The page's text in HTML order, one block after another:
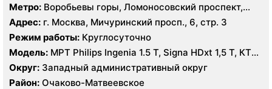
Метро: Воробьевы горы, Ломоносовский проспект,
Раменки
Адрес: г. Москва, Мичуринский просп., 6, стр. 3
Режим работы: Круглосуточно
Модель: МРТ Philips Ingenia 1.5 T, Signa HDxt 1,5 Т, КТ
GE Light Speed 64 среза, GE Healthcare Optima CT660
128 срезов УЗИ HITACHI Preirus
Округ: Западный административный округ
Район: Очаково-Матвеевское